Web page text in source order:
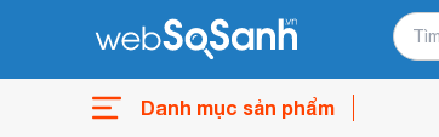
Danh mục sản phẩm